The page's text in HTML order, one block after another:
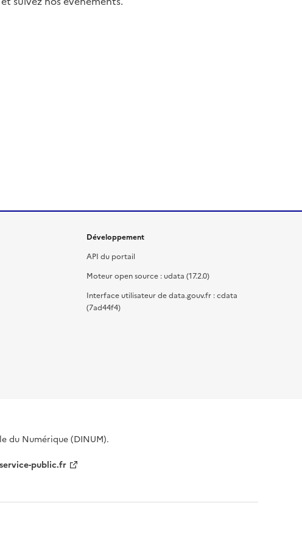
Développement
API du portail
Moteur open source : udata (17.2.0)
Interface utilisateur de data.gouv.fr : cdata
(7ad44f4)
du Numérique (DINUM).
service-public.fr